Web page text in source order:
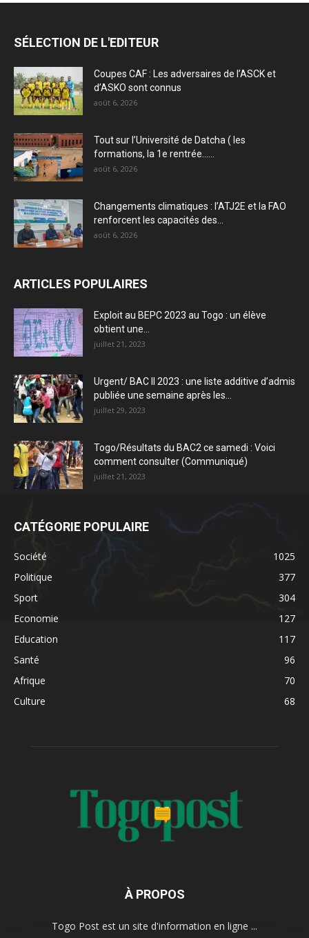
SÉLECTION DE L'EDITEUR
Coupes CAF : Les adversaires de l’ASCK et
d’ASKO sont connus
août 6, 2026
Tout sur l’Université de Datcha ( les
formations, la 1e rentrée…...
août 6, 2026
Changements climatiques : l’ATJ2E et la FAO
renforcent les capacités des...
août 6, 2026
ARTICLES POPULAIRES
Exploit au BEPC 2023 au Togo : un élève
obtient une...
juillet 21, 2023
Urgent/ BAC II 2023 : une liste additive d’admis
publiée une semaine après les...
juillet 29, 2023
Togo/Résultats du BAC2 ce samedi : Voici
comment consulter (Communiqué)
juillet 21, 2023
CATÉGORIE POPULAIRE
Société
1025
Politique
377
Sport
304
Economie
127
Education
117
Santé
96
Afrique
70
Culture
68
À PROPOS
Togo Post est un site d'information en ligne ...